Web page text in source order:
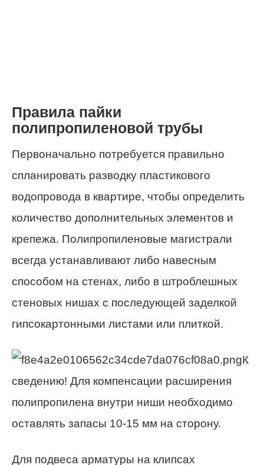
Правила пайки
полипропиленовой трубы
Первоначально потребуется правильно
спланировать разводку пластикового
водопровода в квартире, чтобы определить
количество дополнительных элементов и
крепежа. Полипропиленовые магистрали
всегда устанавливают либо навесным
способом на стенах, либо в штроблешных
стеновых нишах с последующей заделкой
гипсокартонными листами или плиткой.
К
сведению! Для компенсации расширения
полипропилена внутри ниши необходимо
оставлять запасы 10-15 мм на сторону.
Для подвеса арматуры на клипсах